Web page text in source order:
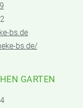
bs.de
bs.de/
GARTEN